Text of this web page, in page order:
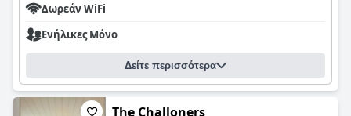
Δωρεάν WiFi
Ενήλικες Μόνο
Δείτε περισσότερα
The Challoners